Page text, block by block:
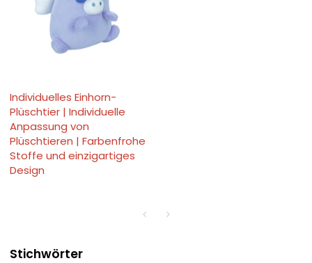
Individuelles Einhorn-
Plüschtier | Individuelle
Anpassung von
Plüschtieren | Farbenfrohe
Stoffe und einzigartiges
Design
Stichwörter